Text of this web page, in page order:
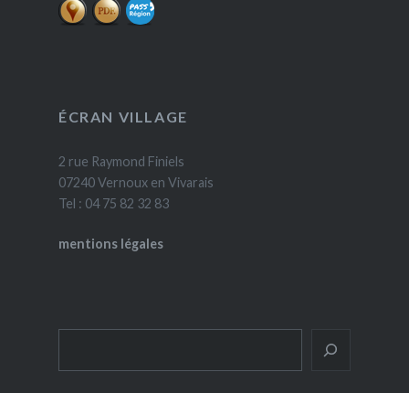
ÉCRAN VILLAGE
2 rue Raymond Finiels
07240 Vernoux en Vivarais
Tel : 04 75 82 32 83
mentions légales